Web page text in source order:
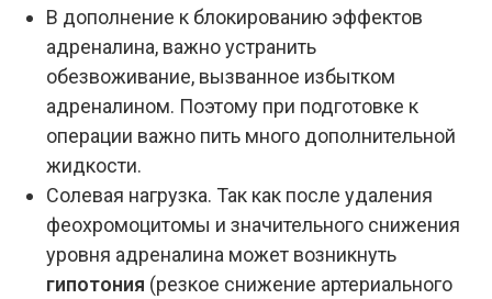
В дополнение к блокированию эффектов
адреналина, важно устранить
обезвоживание, вызванное избытком
адреналином. Поэтому при подготовке к
операции важно пить много дополнительной
жидкости.
Солевая нагрузка. Так как после удаления
феохромоцитомы и значительного снижения
уровня адреналина может возникнуть
гипотония (резкое снижение артериального